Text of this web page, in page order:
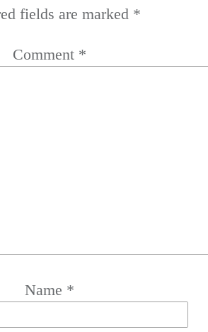
fields are marked *
Comment *
Name *